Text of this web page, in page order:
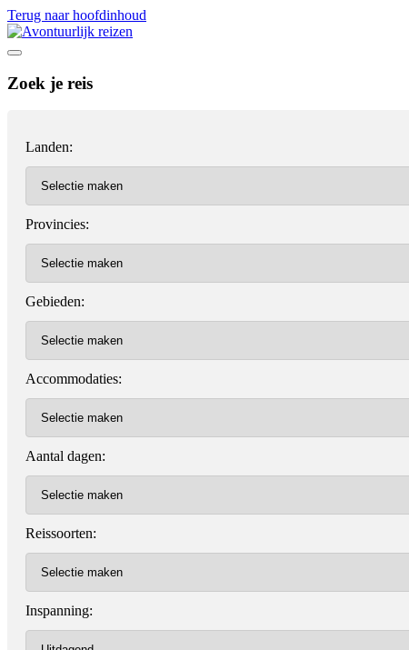
Terug naar hoofdinhoud
Zoek je reis
Landen:
Provincies:
Gebieden:
Accommodaties:
Aantal dagen:
Reissoorten:
Inspanning: